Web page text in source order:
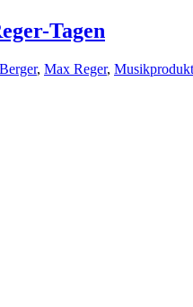
Tagen
, Max Reger,